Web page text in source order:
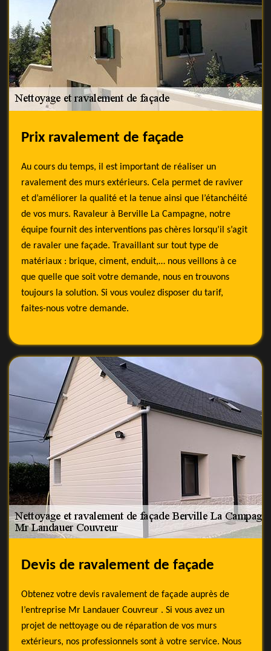
Prix ravalement de façade
Au cours du temps, il est important de réaliser un
ravalement des murs extérieurs. Cela permet de raviver
et d’améliorer la qualité et la tenue ainsi que l’étanchéité
de vos murs. Ravaleur à Berville La Campagne, notre
équipe fournit des interventions pas chères lorsqu’il s’agit
de ravaler une façade. Travaillant sur tout type de
matériaux : brique, ciment, enduit,… nous veillons à ce
que quelle que soit votre demande, nous en trouvons
toujours la solution. Si vous voulez disposer du tarif,
faites-nous votre demande.
Devis de ravalement de façade
Obtenez votre devis ravalement de façade auprès de
l’entreprise Mr Landauer Couvreur . Si vous avez un
projet de nettoyage ou de réparation de vos murs
extérieurs, nos professionnels sont à votre service. Nous